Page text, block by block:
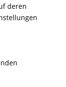
deren